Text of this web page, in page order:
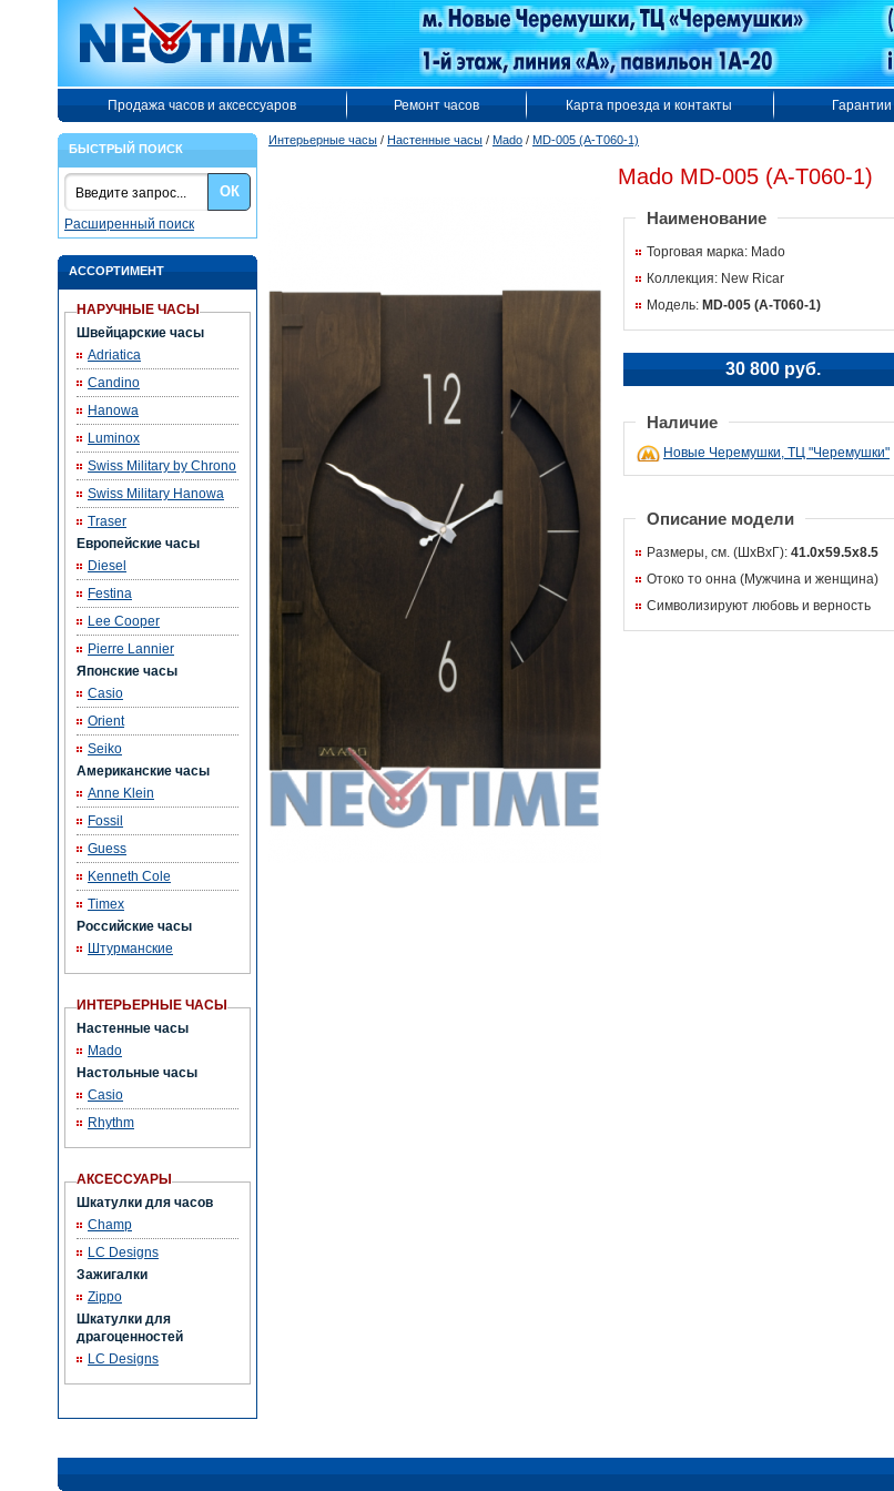
Продажа часов и аксессуаров Ремонт часов Карта проезда и контакты Гарантии
БЫСТРЫЙ ПОИСК
ОК
Расширенный поиск
АССОРТИМЕНТ
НАРУЧНЫЕ ЧАСЫ
Швейцарские часы
Adriatica
Candino
Hanowa
Luminox
Swiss Military by Chrono
Swiss Military Hanowa
Traser
Европейские часы
Diesel
Festina
Lee Cooper
Pierre Lannier
Японские часы
Casio
Orient
Seiko
Американские часы
Anne Klein
Fossil
Guess
Kenneth Cole
Timex
Российские часы
Штурманские
ИНТЕРЬЕРНЫЕ ЧАСЫ
Настенные часы
Mado
Настольные часы
Casio
Rhythm
АКСЕССУАРЫ
Шкатулки для часов
Champ
LC Designs
Зажигалки
Zippo
Шкатулки для
драгоценностей
LC Designs
Интерьерные часы / Настенные часы / Mado / MD-005 (А-T060-1)
Mado MD-005 (А-T060-1)
Наименование
Торговая марка: Mado
Коллекция: New Ricar
Модель: MD-005 (А-T060-1)
30 800 руб.
Наличие
Новые Черемушки, ТЦ "Черемушки"
Описание модели
Размеры, см. (ШхВхГ): 41.0x59.5x8.5
Отоко то онна (Мужчина и женщина)
Символизируют любовь и верность